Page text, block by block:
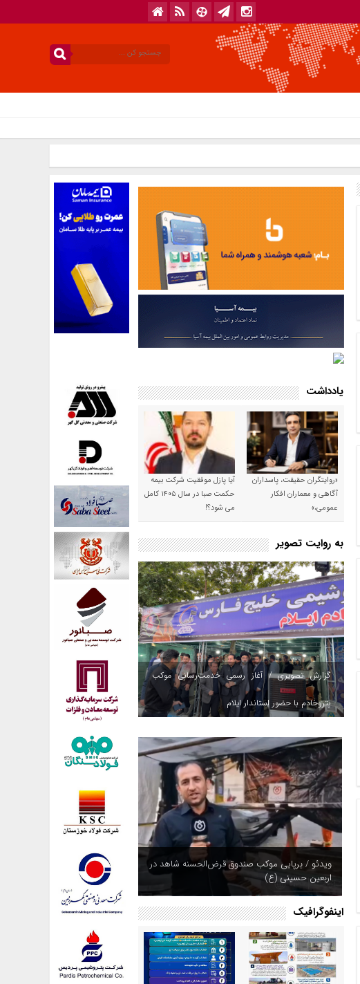
یادداشت
«روایتگران حقیقت، پاسداران
آگاهی و معماران افکار
عمومی،»
آیا پازل موفقیت شرکت بیمه
حکمت صبا در سال ۱۴۰۵ کامل
می شود؟!
به روایت تصویر
گزارش تصویری / آغاز رسمی خدمت‌رسانی موکب
پتروخادم با حضور استاندار ایلام
ویدئو / برپایی موکب صندوق قرض‌الحسنه شاهد در
اربعین حسینی (ع)
اینفوگرافیک